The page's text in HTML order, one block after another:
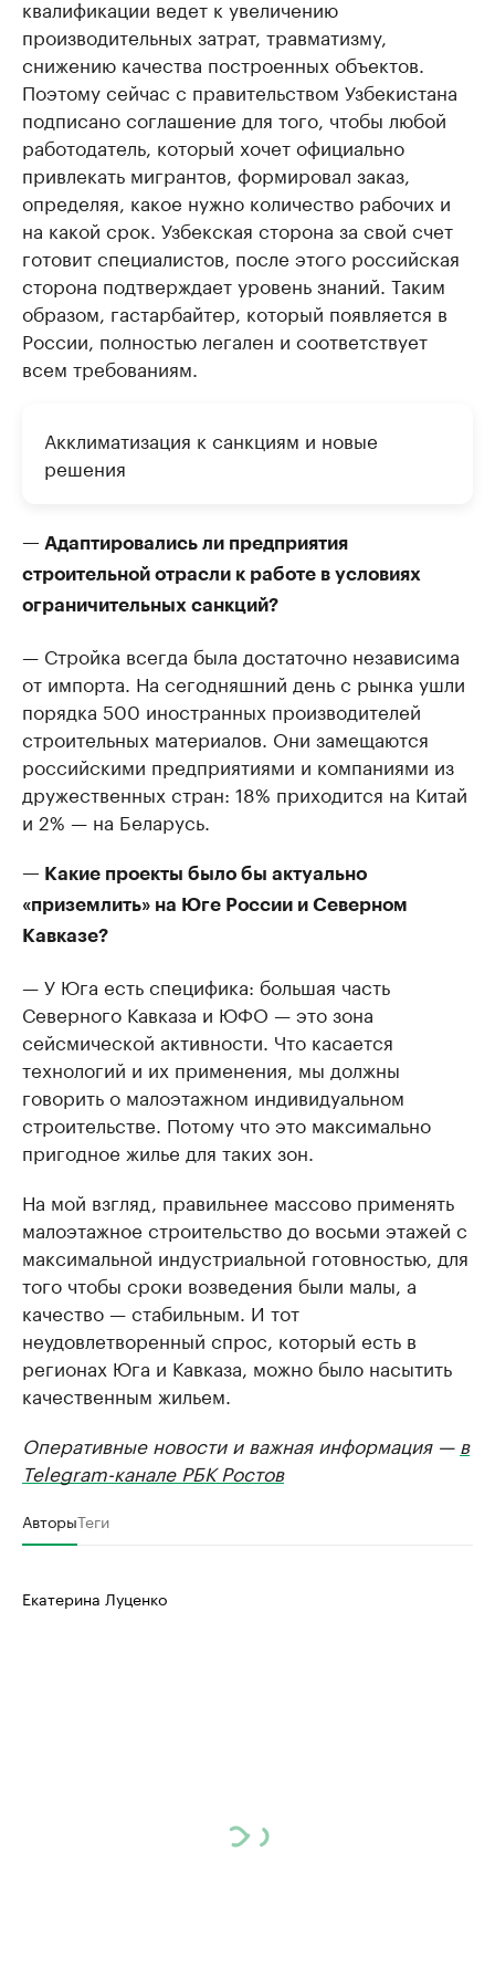
квалификации ведет к увеличению
производительных затрат, травматизму,
снижению качества построенных объектов.
Поэтому сейчас с правительством Узбекистана
подписано соглашение для того, чтобы любой
работодатель, который хочет официально
привлекать мигрантов, формировал заказ,
определяя, какое нужно количество рабочих и
на какой срок. Узбекская сторона за свой счет
готовит специалистов, после этого российская
сторона подтверждает уровень знаний. Таким
образом, гастарбайтер, который появляется в
России, полностью легален и соответствует
всем требованиям.
Акклиматизация к санкциям и новые
решения
— Адаптировались ли предприятия
строительной отрасли к работе в условиях
ограничительных санкций?
— Стройка всегда была достаточно независима
от импорта. На сегодняшний день с рынка ушли
порядка 500 иностранных производителей
строительных материалов. Они замещаются
российскими предприятиями и компаниями из
дружественных стран: 18% приходится на Китай
и 2% — на Беларусь.
— Какие проекты было бы актуально
«приземлить» на Юге России и Северном
Кавказе?
— У Юга есть специфика: большая часть
Северного Кавказа и ЮФО — это зона
сейсмической активности. Что касается
технологий и их применения, мы должны
говорить о малоэтажном индивидуальном
строительстве. Потому что это максимально
пригодное жилье для таких зон.
На мой взгляд, правильнее массово применять
малоэтажное строительство до восьми этажей с
максимальной индустриальной готовностью, для
того чтобы сроки возведения были малы, а
качество — стабильным. И тот
неудовлетворенный спрос, который есть в
регионах Юга и Кавказа, можно было насытить
качественным жильем.
Оперативные новости и важная информация — в
Telegram-канале РБК Ростов
АвторыТеги
Екатерина Луценко